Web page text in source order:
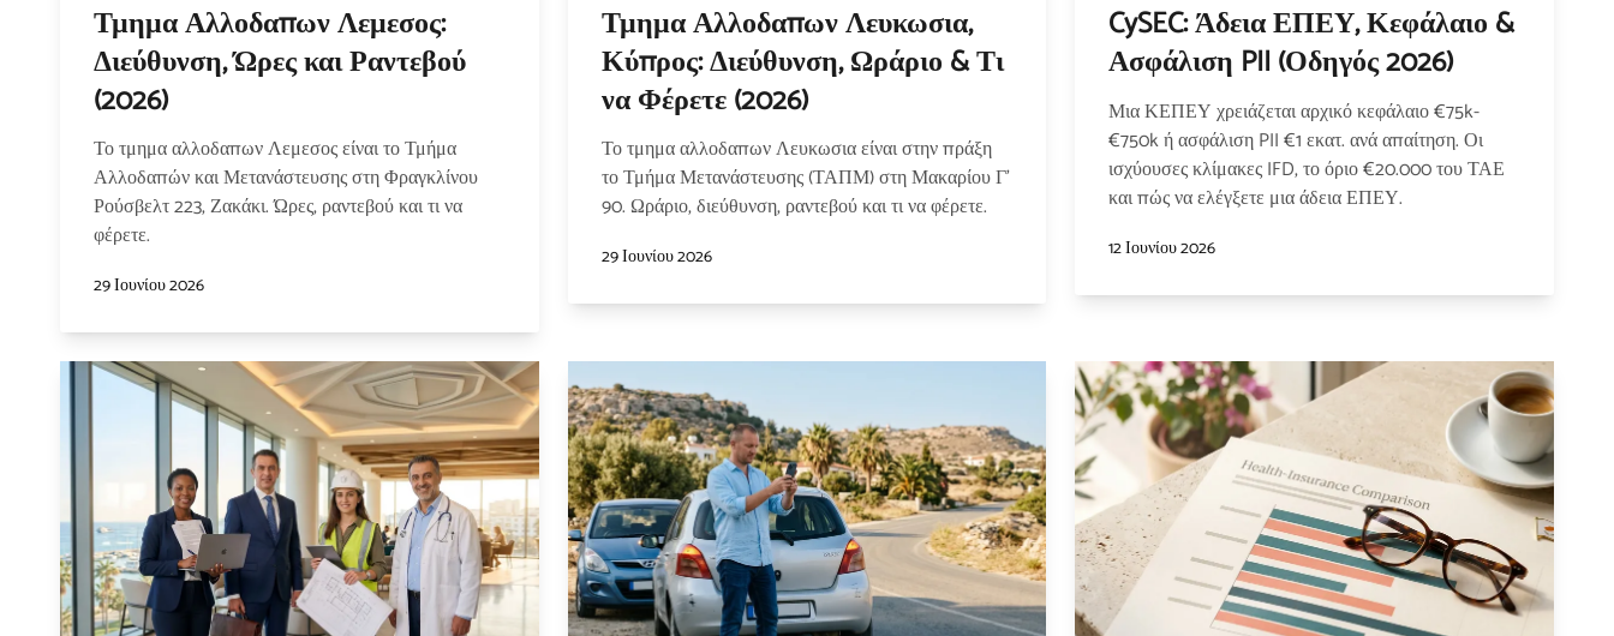
Τμημα Αλλοδαπων Λεμεσος:
Διεύθυνση, Ώρες και Ραντεβού
(2026)
Το τμημα αλλοδαπων Λεμεσος είναι το Τμήμα
Αλλοδαπών και Μετανάστευσης στη Φραγκλίνου
Ρούσβελτ 223, Ζακάκι. Ώρες, ραντεβού και τι να
φέρετε.
29 Ιουνίου 2026
Τμημα Αλλοδαπων Λευκωσια,
Κύπρος: Διεύθυνση, Ωράριο & Τι
να Φέρετε (2026)
Το τμημα αλλοδαπων Λευκωσια είναι στην πράξη
το Τμήμα Μετανάστευσης (ΤΑΠΜ) στη Μακαρίου Γ'
90. Ωράριο, διεύθυνση, ραντεβού και τι να φέρετε.
29 Ιουνίου 2026
CySEC: Άδεια ΕΠΕΥ, Κεφάλαιο &
Ασφάλιση PII (Οδηγός 2026)
Μια ΚΕΠΕΥ χρειάζεται αρχικό κεφάλαιο €75k-
€750k ή ασφάλιση PII €1 εκατ. ανά απαίτηση. Οι
ισχύουσες κλίμακες IFD, το όριο €20.000 του ΤΑΕ
και πώς να ελέγξετε μια άδεια ΕΠΕΥ.
12 Ιουνίου 2026